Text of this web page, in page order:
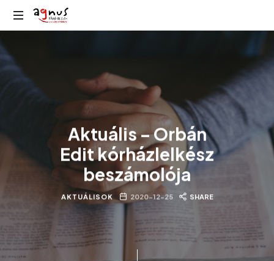
Agnus
Aktuális – Orbán
Edit kórházlelkész
beszámolója
AKTUÁLISOK 2020-12-25 SHARE